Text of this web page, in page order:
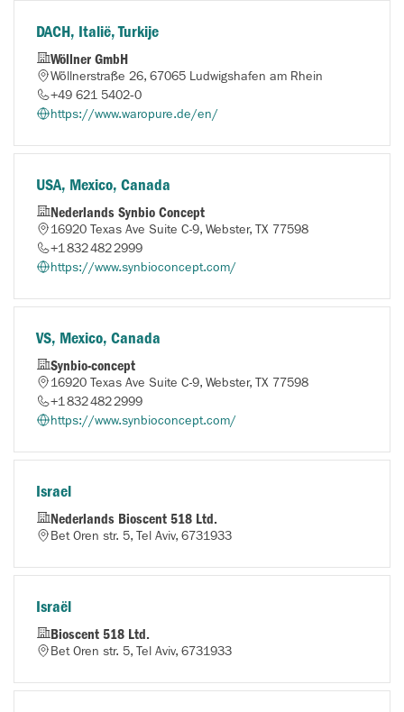
DACH, Italië, Turkije
Wöllner GmbH
Wöllnerstraße 26, 67065 Ludwigshafen am Rhein
+49 621 5402‑0
https://www.waropure.de/en/
USA, Mexico, Canada
Nederlands Synbio Concept
16920 Texas Ave Suite C-9, Webster, TX 77598
+1 832 482 2999
https://www.synbioconcept.com/
VS, Mexico, Canada
Synbio-concept
16920 Texas Ave Suite C-9, Webster, TX 77598
+1 832 482 2999
https://www.synbioconcept.com/
Israel
Nederlands Bioscent 518 Ltd.
Bet Oren str. 5, Tel Aviv, 6731933
Israël
Bioscent 518 Ltd.
Bet Oren str. 5, Tel Aviv, 6731933